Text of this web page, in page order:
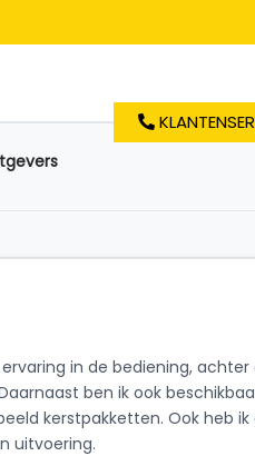
in de bediening,
ben ik ook
kerstpakketten. Ook heb
uitvoering.